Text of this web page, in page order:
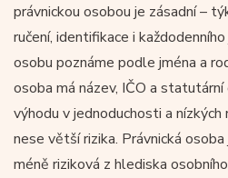
právnickou osobou je zásadní –
ručení, identifikace i
osobu poznáme podle jména a
osoba má název, IČO a statutární
výhodu v jednoduchosti a nízkých
nese větší rizika. Právnická
méně riziková z hlediska